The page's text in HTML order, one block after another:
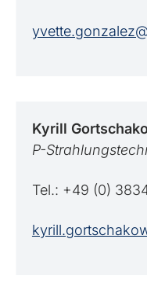
Kyrill
P-
Tel.: +49 (0)